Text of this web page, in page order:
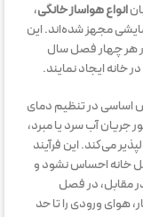
انواع هواساز خانگی،
مجهز شده‌اند. این
هر چهار فصل سال
خانه ایجاد نمایند.
اساسی در تنظیم دمای
جریان آب سرد یا مبرد،
می‌کند. این فرآیند
خانه احساس نشود و
مقابل، در فصل
هوای ورودی را تا حد